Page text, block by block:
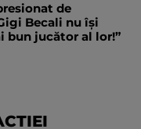
de
Becali nu își
bun jucător al lor!”